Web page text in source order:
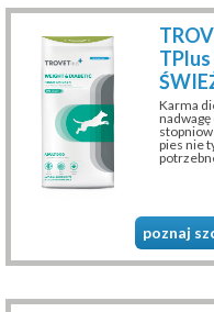
Karma
pies nie
poznaj